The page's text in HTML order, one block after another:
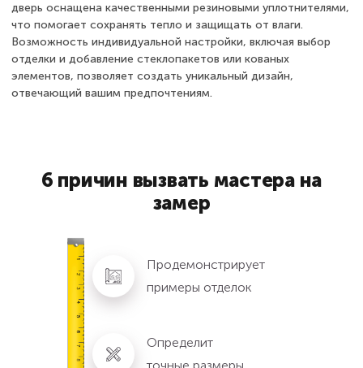
дверь оснащена качественными резиновыми уплотнителями,
что помогает сохранять тепло и защищать от влаги.
Возможность индивидуальной настройки, включая выбор
отделки и добавление стеклопакетов или кованых
элементов, позволяет создать уникальный дизайн,
отвечающий вашим предпочтениям.
6 причин вызвать мастера на
замер
Продемонстрирует
примеры отделок
Определит